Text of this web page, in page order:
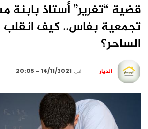
قضية “تغرير” أستاذ بابنة
تجمعية بفاس.. كيف
الساحر؟
الديار في 14/11/2021 - 20:05